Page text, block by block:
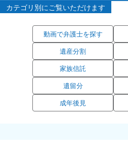
カテゴリ別にご覧いただけます
動画で弁護士を探す
遺産分割
家族信託
遺留分
成年後見